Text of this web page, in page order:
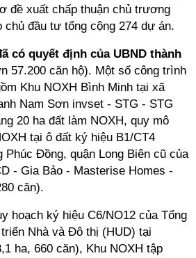
đề xuất chấp thuận chủ trương
chủ đầu tư tổng cộng 274 dự án.
có quyết định của UBND thành
57.200 căn hộ). Một số công trình
Khu NOXH Bình Minh tại xã
Nam Sơn invset - STG - STG
20 ha đất làm NOXH, quy mô
tại ô đất ký hiệu B1/CT4
Phúc Đồng, quận Long Biên cũ của
- Gia Bảo - Masterise Homes -
căn).
hoạch ký hiệu C6/NO12 của Tổng
Nhà và Đô thị (HUD) tại
ha, 660 căn), Khu NOXH tập